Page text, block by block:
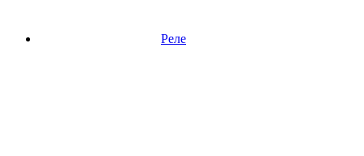
Реле